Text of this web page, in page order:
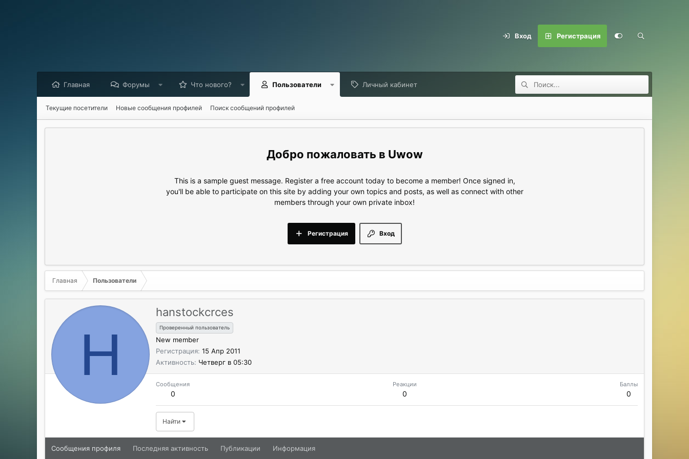
Вход Регистрация
Главная Форумы Что нового? Пользователи Личный кабинет
Текущие посетители Новые сообщения профилей Поиск сообщений профилей
Uwow
This is a sample guest message. Register a free account today to become a member! Once signed in,
you'll be able to participate on this site by adding your own topics and posts, as well as connect with other
members through your own private inbox!
Вход
Регистрация
Главная Пользователи
H
hanstockcrces
Проверенный пользователь
New member
Регистрация 15 Апр 2011
Активность Четверг в 05:30
Сообщения
0
Реакции
0
Баллы
0
Найти
Сообщения профиля Последняя активность Публикации Информация